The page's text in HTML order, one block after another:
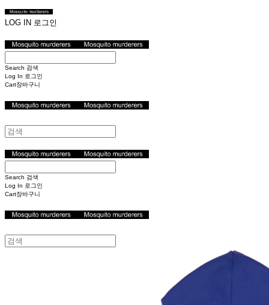
LOG IN 로그인
Search 검색
Log In 로그인
Cart장바구니
Search 검색
Log In 로그인
Cart장바구니